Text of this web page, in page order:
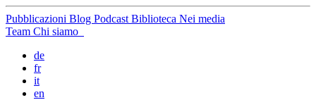
Pubblicazioni Blog Podcast Biblioteca Nei media
Team Chi siamo
de
fr
it
en